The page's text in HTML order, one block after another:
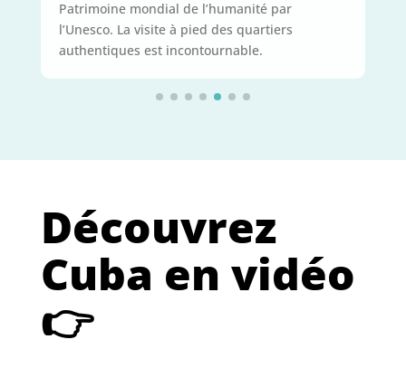
l’humanité par
des quartiers
capitale cubaine. C’est une
les cheveux au vent et le coude
Découvrez
Cuba en vidéo
👉